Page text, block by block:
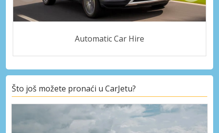
Automatic Car Hire
Što još možete pronaći u CarJetu?